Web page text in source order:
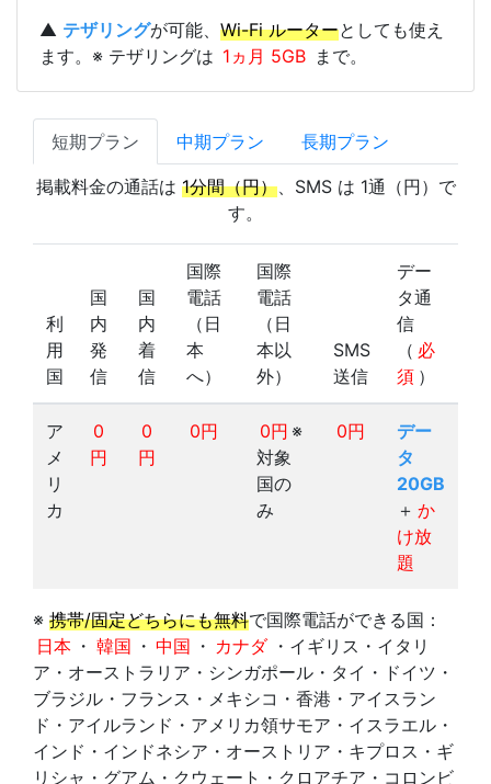
▲ テザリングが可能、 Wi-Fi ルーターとしても使え
ます。※ テザリングは 1ヵ月 5GB まで。
短期プラン 中期プラン 長期プラン
掲載料金の通話は 1分間（円）、SMS は 1通（円）で
す。
利
用
国
国
内
発
信
国
内
着
信
国際
電話
（日
本
へ）
国際
電話
（日
本以
外）
SMS
送信
デー
タ通
信
（ 必
須 ）
ア
メ
リ
カ
0
円
0
円
0円 0円 ※
対象
国の
み
0円
デー
タ
20GB
＋ か
け放
題
※ 携帯/固定どちらにも無料で国際電話ができる国：
日本 ・ 韓国 ・ 中国 ・ カナダ ・イギリス・イタリ
ア・オーストラリア・シンガポール・タイ・ドイツ・
ブラジル・フランス・メキシコ・香港・アイスラン
ド・アイルランド・アメリカ領サモア・イスラエル・
インド・インドネシア・オーストリア・キプロス・ギ
リシャ・グアム・クウェート・クロアチア・コロンビ